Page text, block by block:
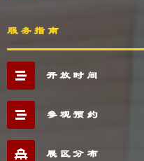
服务指南
开放时间
参观预约
展区分布